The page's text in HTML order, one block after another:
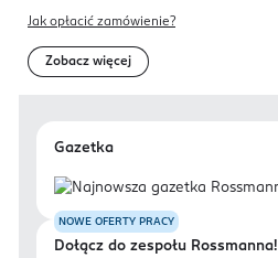
Jak opłacić zamówienie?
Zobacz więcej
Gazetka
NOWE OFERTY PRACY
Dołącz do zespołu Rossmanna!